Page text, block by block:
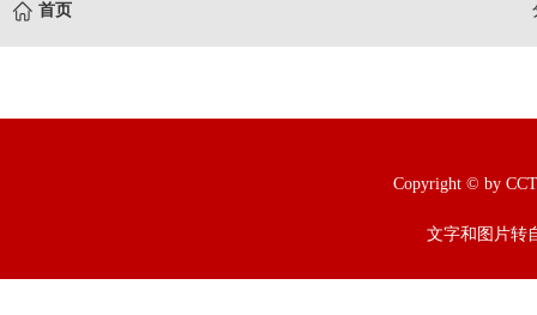
首页
Copyright © by
文字和图片转